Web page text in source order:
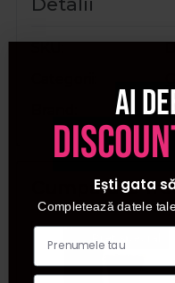
SKU
Cumparate
Ai
Ești gata
Completează datele